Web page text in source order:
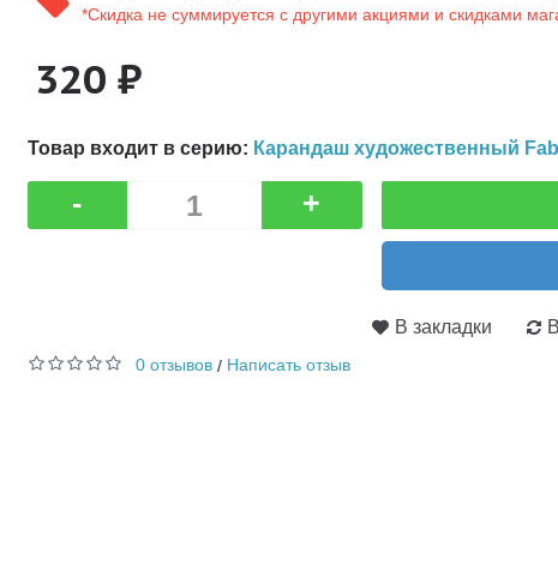
*Скидка не суммируется с другими акциями и скидками
320 ₽
Товар входит в серию: Карандаш художественный
- +
В закладки
0 отзывов/ Написать отзыв